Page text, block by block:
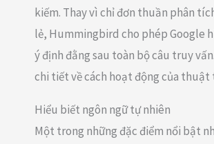
kiếm. Thay vì chỉ đơn thuần phân
lẻ, Hummingbird cho phép Google
ý định đằng sau toàn bộ câu truy
chi tiết về cách hoạt động của thuật
Hiểu biết ngôn ngữ tự nhiên
Một trong những đặc điểm nổi bật